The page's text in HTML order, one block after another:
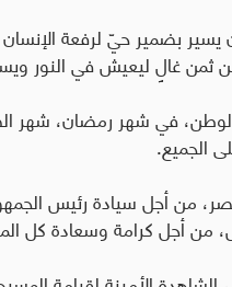
بضمير حيّ لرفعة الإنسان
ثمن غالٍ ليعيش في النور
الوطن، في شهر رمضان، شهر
الجميع.
من أجل سيادة رئيس
من أجل كرامة وسعادة كل